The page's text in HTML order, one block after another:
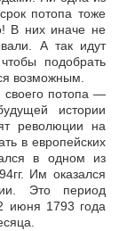
потопа тоже
В них иначе не
А так идут
подобрать
возможным.
своего потопа —
истории
революции на
в европейских
в одном из
Им оказался
Это период
июня 1793 года